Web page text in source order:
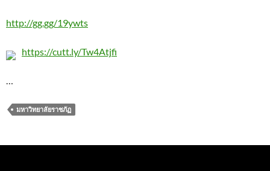
http://gg.gg/19ywts
https://cutt.ly/Tw4Atjfi
มหาวิทยาลัยราชภัฏ